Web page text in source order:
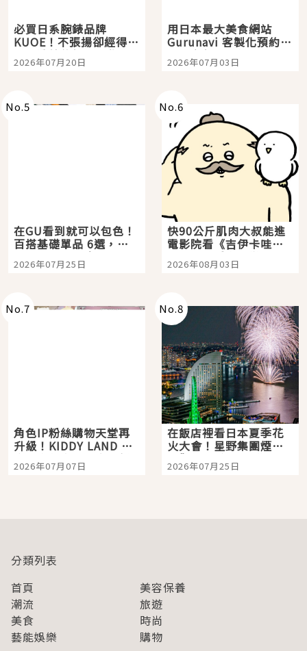
必買日系腕錶品牌
KUOE！不張揚卻經得起
時間洗鍊的經典之作五
選
2026年07月20日
用日本最大美食網站
Gurunavi 客製化預約九
大都市餐廳，打造專屬
美食體驗！
2026年07月03日
No.5
在GU看到就可以包色！
百搭基礎單品 6選，閉
眼全收也不心疼
2026年07月25日
No.6
快90公斤肌肉大叔能進
電影院看《吉伊卡哇》
嗎？日本重金屬樂團
「打首」會長與nagano
2026年08月03日
No.7
角色IP粉絲購物天堂再
升級！KIDDY LAND 原
宿店吉伊卡哇迎客，新
開幕 OMOKADO 店3分
2026年07月07日
No.8
在飯店裡看日本夏季花
火大會！星野集團煙火
景觀飯店6選，讓你不用
人擠人悠閒欣賞
2026年07月25日
分類列表
首頁
美容保養
潮流
旅遊
美食
時尚
藝能娛樂
購物